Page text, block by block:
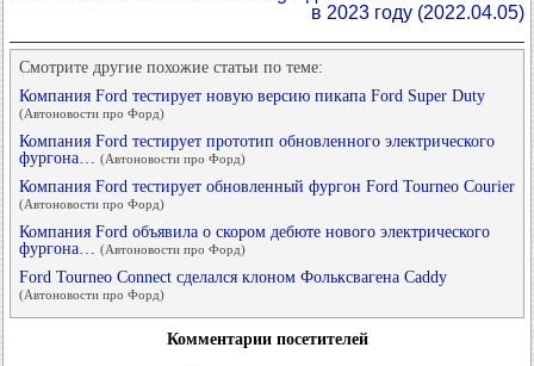
в 2023 году (2022.04.05)
Смотрите другие похожие статьи по теме:
Компания Ford тестирует новую версию пикапа Ford Super Duty
(Автоновости про Форд)
Компания Ford тестирует прототип обновленного электрического
фургона…
(Автоновости про Форд)
Компания Ford тестирует обновленный фургон Ford Tourneo Courier
(Автоновости про Форд)
Компания Ford объявила о скором дебюте нового электрического
фургона…
(Автоновости про Форд)
Ford Tourneo Connect сделался клоном Фольксвагена Caddy
(Автоновости про Форд)
Комментарии посетителей